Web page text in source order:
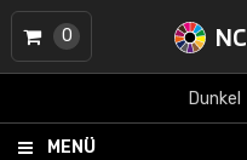
Dunkel
MENÜ
0